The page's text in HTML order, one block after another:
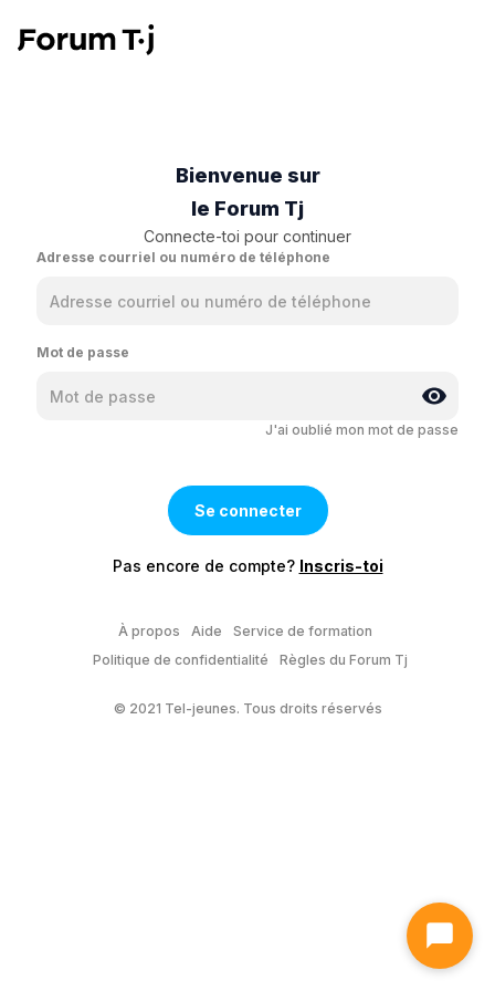
Bienvenue sur
le Forum Tj
Connecte-toi pour continuer
Adresse courriel ou numéro de téléphone
Mot de passe
J'ai oublié mon mot de passe
Pas encore de compte? Inscris-toi
À propos Aide
Service de formation
Politique de confidentialité
Règles du Forum Tj
© 2021 Tel-jeunes. Tous droits réservés